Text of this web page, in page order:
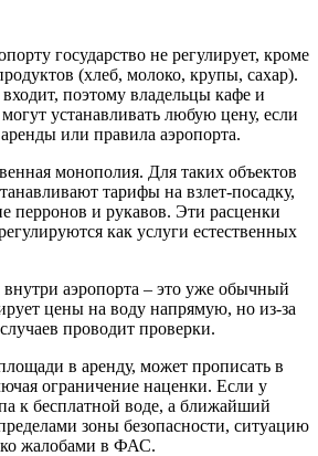
государство не регулирует, кроме
(хлеб, молоко, крупы, сахар).
поэтому владельцы кафе и
устанавливать любую цену, если
или правила аэропорта.
монополия. Для таких объектов
тарифы на взлет-посадку,
перронов и рукавов. Эти расценки
как услуги естественных
аэропорта – это уже обычный
цены на воду напрямую, но из-за
проводит проверки.
в аренду, может прописать в
ограничение наценки. Если у
к бесплатной воде, а ближайший
зоны безопасности, ситуацию
жалобами в ФАС.